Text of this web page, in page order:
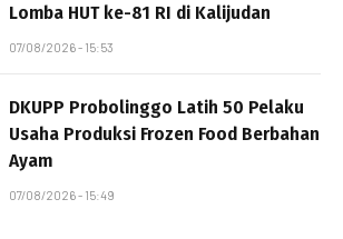
Lomba HUT ke-81 RI di Kalijudan
07/08/2026 - 15:53
DKUPP Probolinggo Latih 50 Pelaku
Usaha Produksi Frozen Food Berbahan
Ayam
07/08/2026 - 15:49